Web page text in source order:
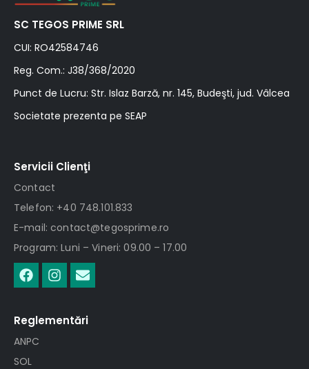
SC TEGOS PRIME SRL
CUI: RO42584746
Reg. Com.: J38/368/2020
Punct de Lucru: Str. Islaz Barză, nr. 145, Budeşti, jud. Vâlcea
Societate prezenta pe SEAP
Servicii Clienţi
Contact
Telefon: +40 748.101.833
E-mail: contact@tegosprime.ro
Program: Luni – Vineri: 09.00 – 17.00
Reglementări
ANPC
SOL